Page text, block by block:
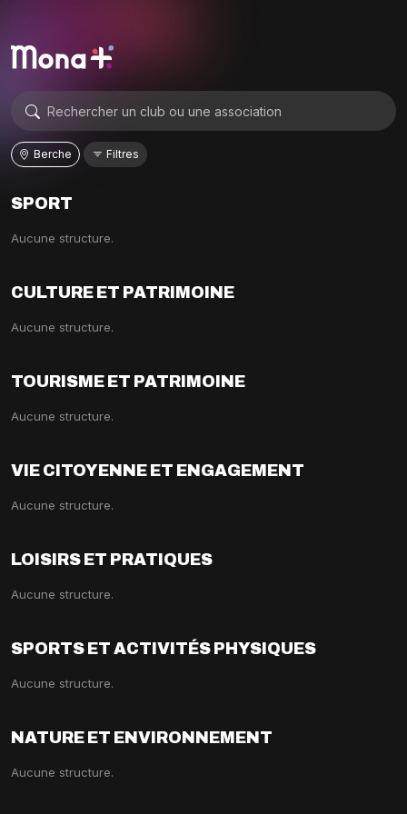
Berche Filtres
SPORT
Aucune structure.
CULTURE ET PATRIMOINE
Aucune structure.
TOURISME ET PATRIMOINE
Aucune structure.
VIE CITOYENNE ET ENGAGEMENT
Aucune structure.
LOISIRS ET PRATIQUES
Aucune structure.
SPORTS ET ACTIVITÉS PHYSIQUES
Aucune structure.
NATURE ET ENVIRONNEMENT
Aucune structure.